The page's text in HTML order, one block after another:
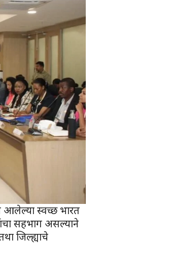
आलेल्या स्वच्छ भारत
सहभाग असल्याने
जिल्ह्याचे